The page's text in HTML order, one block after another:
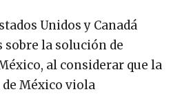
Unidos y Canadá
la solución de
al considerar que la
México viola